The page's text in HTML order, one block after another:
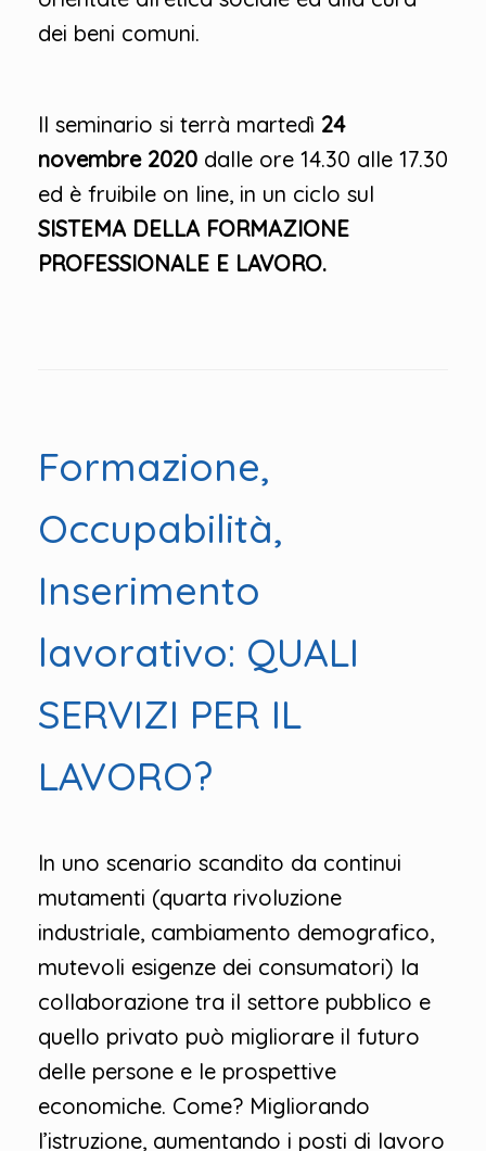
dei beni comuni.
Il seminario si terrà martedì 24
novembre 2020 dalle ore 14.30 alle 17.30
ed è fruibile on line, in un ciclo sul
SISTEMA DELLA FORMAZIONE
PROFESSIONALE E LAVORO.
Formazione,
Occupabilità,
Inserimento
lavorativo: QUALI
SERVIZI PER IL
LAVORO?
In uno scenario scandito da continui
mutamenti (quarta rivoluzione
industriale, cambiamento demografico,
mutevoli esigenze dei consumatori) la
collaborazione tra il settore pubblico e
quello privato può migliorare il futuro
delle persone e le prospettive
economiche. Come? Migliorando
l’istruzione, aumentando i posti di lavoro